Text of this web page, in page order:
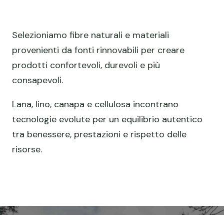
Selezioniamo fibre naturali e materiali
provenienti da fonti rinnovabili per creare
prodotti confortevoli, durevoli e più
consapevoli.
Lana, lino, canapa e cellulosa incontrano
tecnologie evolute per un equilibrio autentico
tra benessere, prestazioni e rispetto delle
risorse.